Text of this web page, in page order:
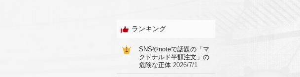
ランキング
1
SNSやnoteで話題の「マ
クドナルド半額注文」の
危険な正体 2026/7/1